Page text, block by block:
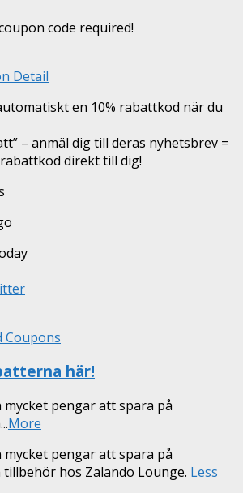
code required!
Detail
en 10% rabattkod när du
– anmäl dig till deras nyhetsbrev =
direkt till dig!
Coupons
här!
pengar att spara på
...More
pengar att spara på
hos Zalando Lounge. Less